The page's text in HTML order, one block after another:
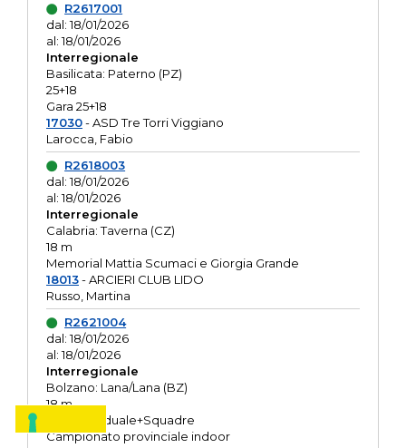
R2617001
dal: 18/01/2026
al: 18/01/2026
Interregionale
Basilicata: Paterno (PZ)
25+18
Gara 25+18
17030- ASD Tre Torri Viggiano
Larocca, Fabio
R2618003
dal: 18/01/2026
al: 18/01/2026
Interregionale
Calabria: Taverna (CZ)
18 m
Memorial Mattia Scumaci e Giorgia Grande
18013- ARCIERI CLUB LIDO
Russo, Martina
R2621004
dal: 18/01/2026
al: 18/01/2026
Interregionale
Bolzano: Lana/Lana (BZ)
18 m
O.R. Individuale+Squadre
Campionato provinciale indoor